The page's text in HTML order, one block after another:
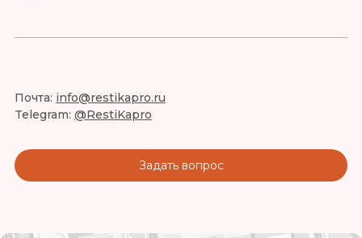
Почта: info@restikapro.ru
Telegram: @RestiKapro
Задать вопрос